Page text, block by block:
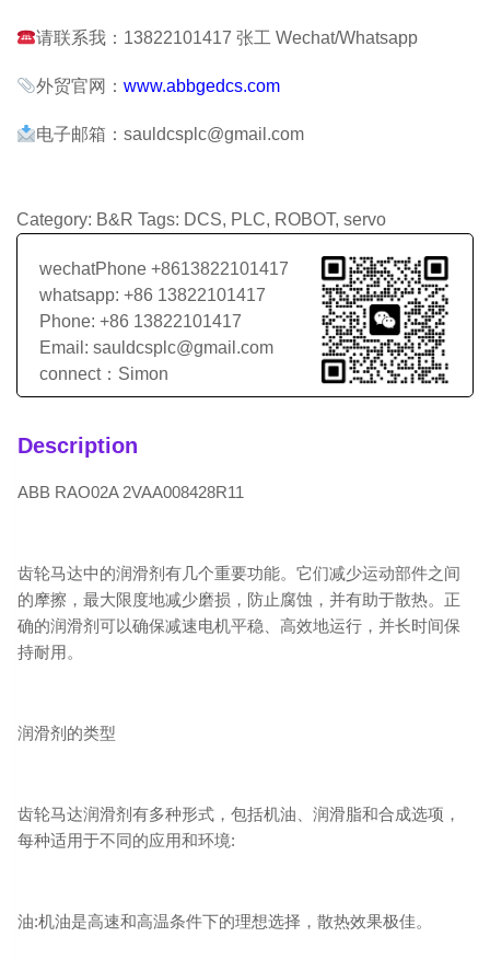
请联系我：13822101417 张工 Wechat/Whatsapp
外贸官网：www.abbgedcs.com
电子邮箱：sauldcsplc@gmail.com
Category: B&R Tags: DCS, PLC, ROBOT, servo
wechatPhone +8613822101417
whatsapp: +86 13822101417
Phone: +86 13822101417
Email: sauldcsplc@gmail.com
connect：Simon
Description
ABB RAO02A 2VAA008428R11
齿轮马达中的润滑剂有几个重要功能。它们减少运动部件之间
的摩擦，最大限度地减少磨损，防止腐蚀，并有助于散热。正
确的润滑剂可以确保减速电机平稳、高效地运行，并长时间保
持耐用。
润滑剂的类型
齿轮马达润滑剂有多种形式，包括机油、润滑脂和合成选项，
每种适用于不同的应用和环境:
油:机油是高速和高温条件下的理想选择，散热效果极佳。